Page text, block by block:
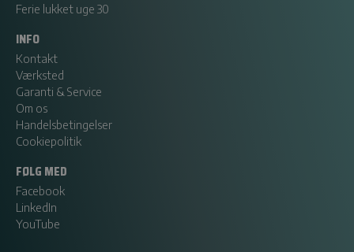
Ferie lukket uge 30
INFO
Kontakt
Værksted
Garanti & Service
Om os
Handelsbetingelser
Cookiepolitik
FØLG MED
Facebook
LinkedIn
YouTube